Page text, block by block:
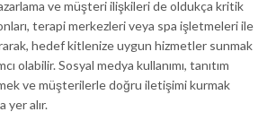
ve müşteri ilişkileri de oldukça kritik
terapi merkezleri veya spa işletmeleri ile
hedef kitlenize uygun hizmetler sunmak
olabilir. Sosyal medya kullanımı, tanıtım
ve müşterilerle doğru iletişimi kurmak
yer alır.